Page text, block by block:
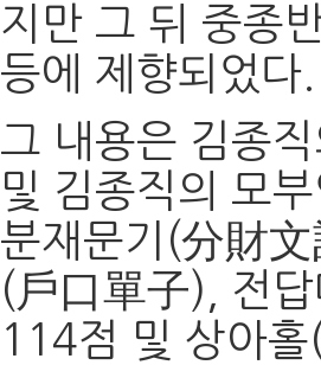
지만 그 뒤 중종
등에 제향되었다.
그 내용은 김종
및 김종직의 모
분재문기(分財
(戶口單子), 전
114점 및 상아